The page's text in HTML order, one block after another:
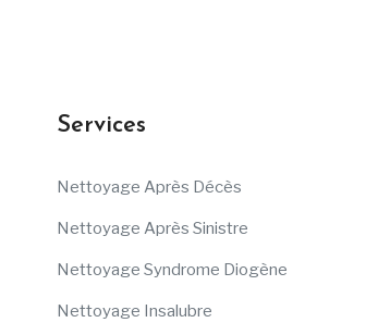
Services
Nettoyage Après Décès
Nettoyage Après Sinistre
Nettoyage Syndrome Diogène
Nettoyage Insalubre